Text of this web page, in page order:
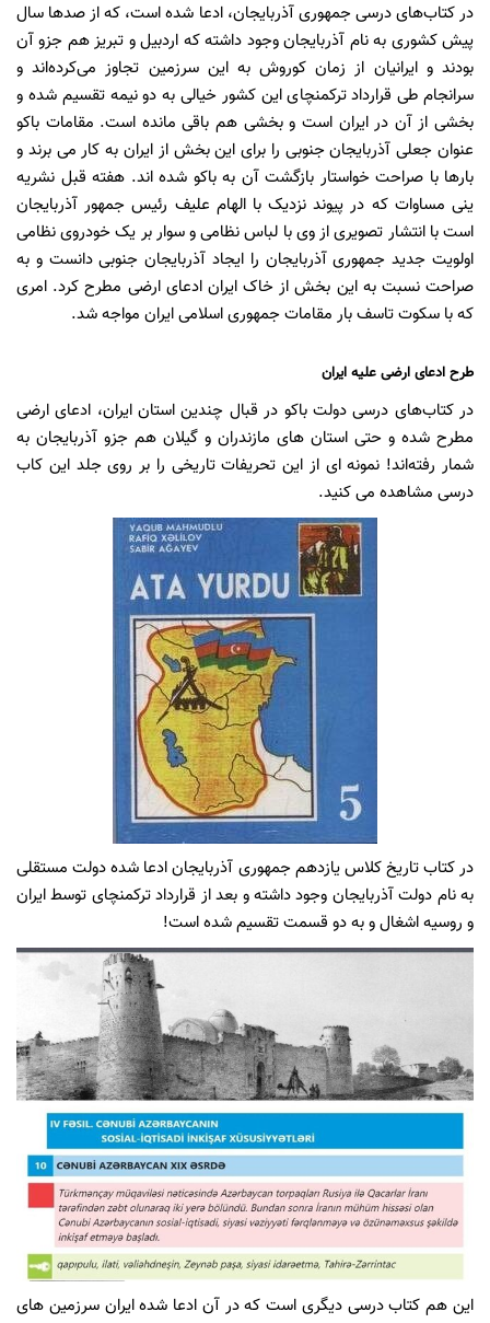
در کتاب‌های درسی جمهوری آذربایجان، ادعا شده است، که از صدها سال
پیش کشوری به نام آذربایجان وجود داشته که اردبیل و تبریز هم جزو آن
بودند و ایرانیان از زمان کوروش به این سرزمین تجاوز می‌کرده‌اند و
سرانجام طی قرارداد ترکمنچای این کشور خیالی به دو نیمه تقسیم شده و
بخشی از آن در ایران است و بخشی هم باقی مانده است. مقامات باکو
عنوان جعلی آذربایجان جنوبی را برای این بخش از ایران به کار می برند و
بارها با صراحت خواستار بازگشت آن به باکو شده اند. هفته قبل نشریه
ینی مساوات که در پیوند نزدیک با الهام علیف رئیس جمهور آذربایجان
است با انتشار تصویری از وی با لباس نظامی و سوار بر یک خودروی نظامی
اولویت جدید جمهوری آذربایجان را ایجاد آذربایجان جنوبی دانست و به
صراحت نسبت به این بخش از خاک ایران ادعای ارضی مطرح کرد. امری
که با سکوت تاسف بار مقامات جمهوری اسلامی ایران مواجه شد.
طرح ادعای ارضی علیه ایران
در کتاب‌های درسی دولت باکو در قبال چندین استان ایران، ادعای ارضی
مطرح شده و حتی استان های مازندران و گیلان هم جزو آذربایجان به
شمار رفته‌اند! نمونه ای از این تحریفات تاریخی را بر روی جلد این کاب
درسی مشاهده می کنید.
در کتاب تاریخ کلاس یازدهم جمهوری آذربایجان ادعا شده دولت مستقلی
به نام دولت آذربایجان وجود داشته و بعد از قرارداد ترکمنچای توسط ایران
و روسیه اشغال و به دو قسمت تقسیم شده است!
این هم کتاب درسی دیگری است که در آن ادعا شده ایران سرزمین های